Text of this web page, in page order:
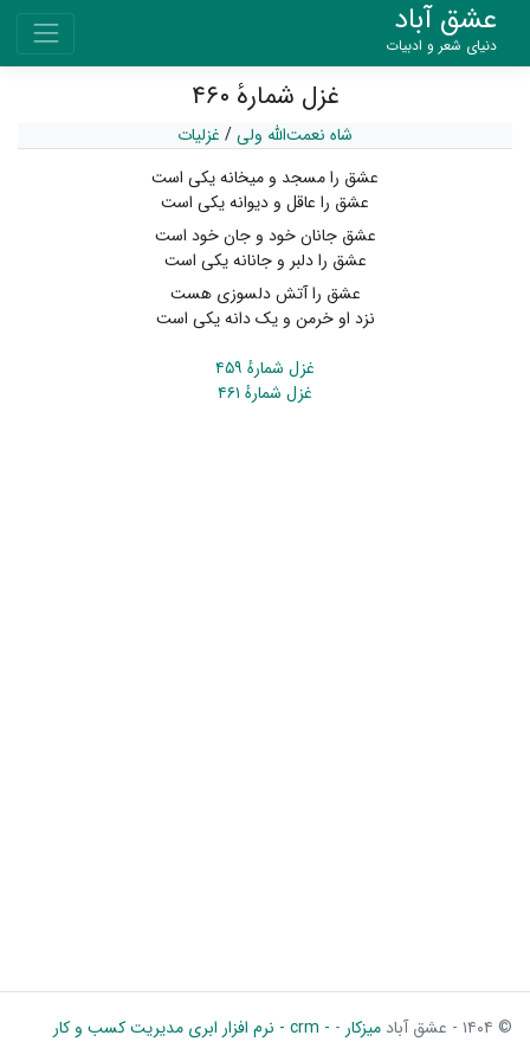
عشق آباد
دنیای شعر و ادبیات
غزل شمارهٔ ۴۶۰
شاه نعمت‌الله ولی/ غزلیات
عشق را مسجد و میخانه یکی است
عشق را عاقل و دیوانه یکی است
عشق جانان خود و جان خود است
عشق را دلبر و جانانه یکی است
عشق را آتش دلسوزی هست
نزد او خرمن و یک دانه یکی است
غزل شمارهٔ ۴۵۹
غزل شمارهٔ ۴۶۱
© ۱۴۰۴ - عشق آباد میزکار - - crm - نرم افزار ابری مدیریت کسب و کار